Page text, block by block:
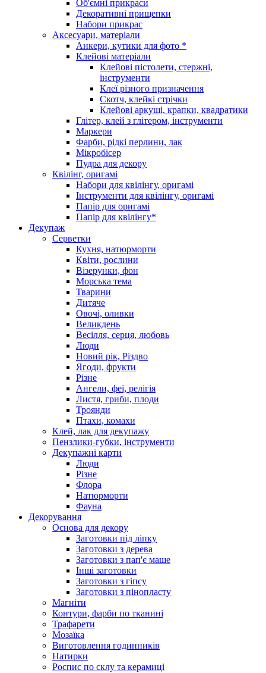
Об'ємні прикраси
Декоративні прищепки
Набори прикрас
Аксесуари, матеріали
Анкери, кутики для фото *
Клейові матеріали
Клейові пістолети, стержні,
інструменти
Клеї різного призначення
Скотч, клейкі стрічки
Клейові аркуші, крапки, квадратики
Глітер, клей з глітером, інструменти
Маркери
Фарби, рідкі перлини, лак
Мікробісер
Пудра для декору
Квілінг, оригамі
Набори для квілінгу, оригамі
Інструменти для квілінгу, оригамі
Папір для оригамі
Папір для квілінгу*
Декупаж
Серветки
Кухня, натюрморти
Квіти, рослини
Візерунки, фон
Морська тема
Тварини
Дитяче
Овочі, оливки
Великдень
Весілля, серця, любовь
Люди
Новий рік, Різдво
Ягоди, фрукти
Різне
Ангели, феї, релігія
Листя, гриби, плоди
Троянди
Птахи, комахи
Клей, лак для декупажу
Пензлики-губки, інструменти
Декупажні карти
Люди
Різне
Флора
Натюрморти
Фауна
Декорування
Основа для декору
Заготовки під ліпку
Заготовки з дерева
Заготовки з пап'є маше
Інші заготовки
Заготовки з гіпсу
Заготовки з пінопласту
Магніти
Контури, фарби по тканині
Трафарети
Мозаїка
Виготовлення годинників
Натирки
Роспис по склу та керамиці